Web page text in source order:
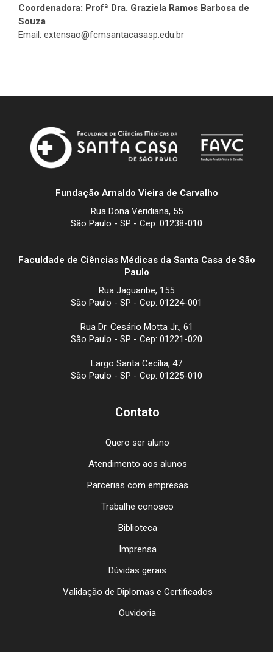
Coordenadora: Profª Dra. Graziela Ramos Barbosa de
Souza
Email: extensao@fcmsantacasasp.edu.br
Fundação Arnaldo Vieira de Carvalho
Rua Dona Veridiana, 55
São Paulo - SP - Cep: 01238-010
Faculdade de Ciências Médicas da Santa Casa de São
Paulo
Rua Jaguaribe, 155
São Paulo - SP - Cep: 01224-001
Rua Dr. Cesário Motta Jr., 61
São Paulo - SP - Cep: 01221-020
Largo Santa Cecília, 47
São Paulo - SP - Cep: 01225-010
Contato
Quero ser aluno
Atendimento aos alunos
Parcerias com empresas
Trabalhe conosco
Biblioteca
Imprensa
Dúvidas gerais
Validação de Diplomas e Certificados
Ouvidoria